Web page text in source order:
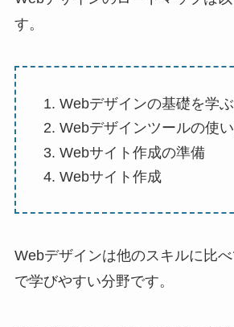
す。
Webデザインの基礎を学ぶ
Webデザインツールの使
Webサイト作成の準備
Webサイト作成
Webデザインは他のスキルに比
で学びやすい分野です。